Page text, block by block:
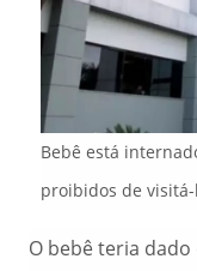
Bebê está
proibidos de
O bebê teria